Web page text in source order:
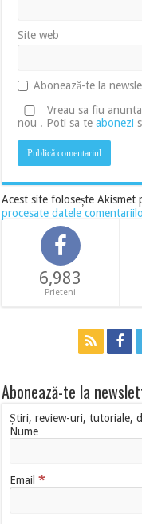
Site web
Abonează-te la
Vreau sa fiu
nou . Poti sa teabonezi
Acest site folosește
procesate datele
6,983
Prieteni
Abonează-te la
Știri, review-uri, tutoriale,
Nume
Email*